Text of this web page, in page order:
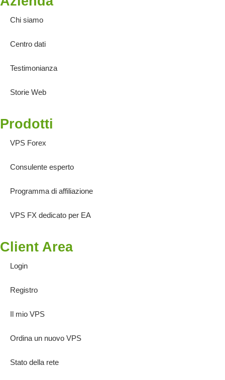
Chi siamo
Centro dati
Testimonianza
Storie Web
Prodotti
VPS Forex
Consulente esperto
Programma di affiliazione
VPS FX dedicato per EA
Client Area
Login
Registro
Il mio VPS
Ordina un nuovo VPS
Stato della rete